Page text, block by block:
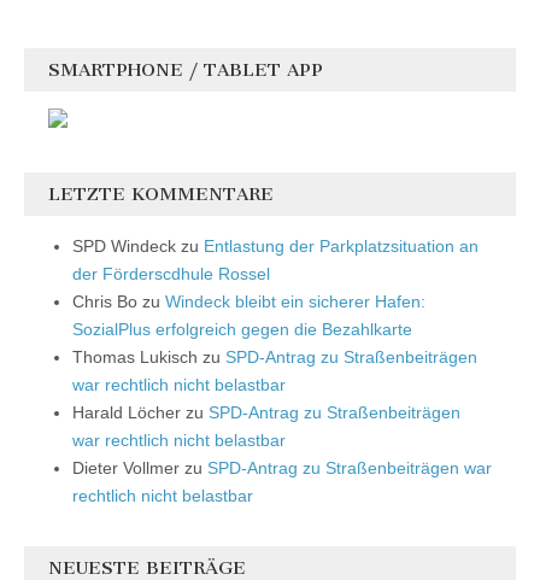
SMARTPHONE / TABLET APP
LETZTE KOMMENTARE
SPD Windeck zu Entlastung der Parkplatzsituation an
der Förderscdhule Rossel
Chris Bo zu Windeck bleibt ein sicherer Hafen:
SozialPlus erfolgreich gegen die Bezahlkarte
Thomas Lukisch zu SPD-Antrag zu Straßenbeiträgen
war rechtlich nicht belastbar
Harald Löcher zu SPD-Antrag zu Straßenbeiträgen
war rechtlich nicht belastbar
Dieter Vollmer zu SPD-Antrag zu Straßenbeiträgen war
rechtlich nicht belastbar
NEUESTE BEITRÄGE